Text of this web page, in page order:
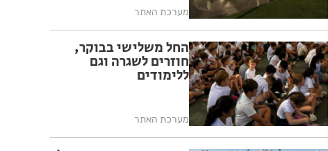
מערכת האתר
החל משלישי בבוקר,
חוזרים לשגרה וגם
ללימודים
מערכת האתר